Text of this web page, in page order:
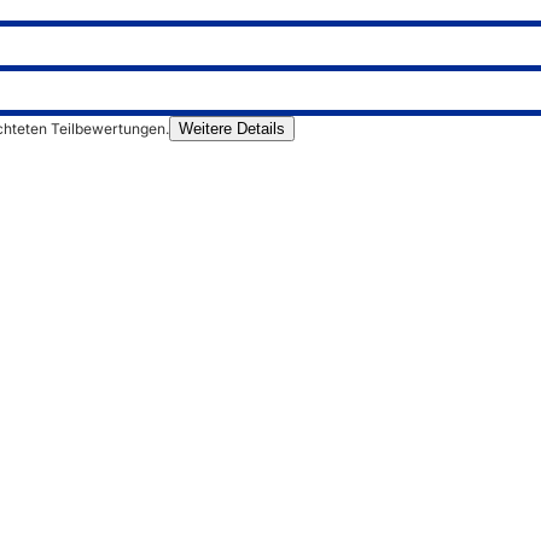
Teilbewertungen. Weitere Details